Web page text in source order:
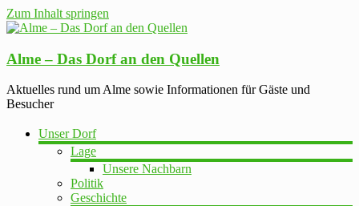
Zum Inhalt springen
Alme – Das Dorf an den Quellen
Aktuelles rund um Alme sowie Informationen für Gäste und
Besucher
Unser Dorf
Lage
Unsere Nachbarn
Politik
Geschichte